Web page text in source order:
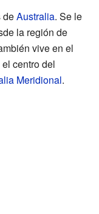
deAustralia. Se le
la región de
vive en el
el centro del
Meridional.